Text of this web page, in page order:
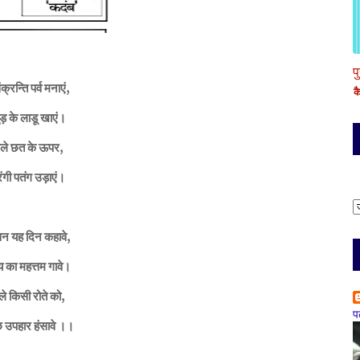
पर्व मनाएं,
के लाडू खाएं।
छत के ऊपर,
पतंग उड़ाएं।
यह दिन कहावे,
का महत्तम गावे।
किसी रोते को,
हंसावे ।।